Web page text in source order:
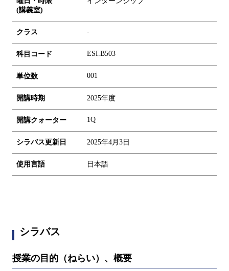
(講義室)
クラス -
科目コード ESI.B503
単位数 001
開講時期 2025年度
開講クォーター 1Q
シラバス更新日 2025年4月3日
使用言語 日本語
シラバス
授業の目的（ねらい）、概要